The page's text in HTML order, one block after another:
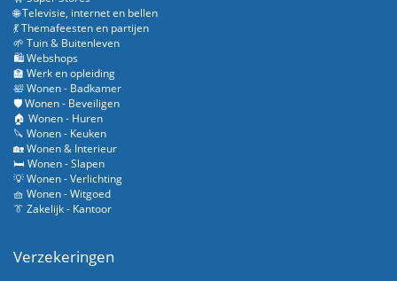
🌐 Televisie, internet en bellen
💃 Themafeesten en partijen
🌱 Tuin & Buitenleven
🛍️ Webshops
🏫 Werk en opleiding
🛀 Wonen - Badkamer
🛡️ Wonen - Beveiligen
🏠 Wonen - Huren
🔪 Wonen - Keuken
🏡 Wonen & Interieur
🛏️ Wonen - Slapen
💡 Wonen - Verlichting
🧺 Wonen - Witgoed
👔 Zakelijk - Kantoor
Verzekeringen